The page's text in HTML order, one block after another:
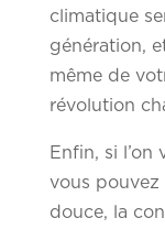
climatique
génération,
même de
révolution
Enfin, si l’on
vous
douce, la